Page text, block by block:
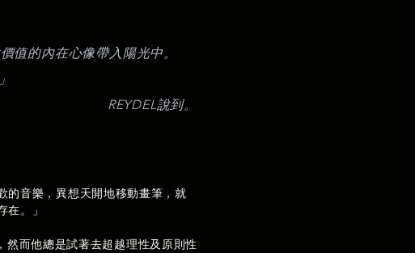
值的內在心像帶入陽光中。
REYDEL說到。
的音樂，異想天開地移動畫筆，就
。」
而他總是試著去超越理性及原則性